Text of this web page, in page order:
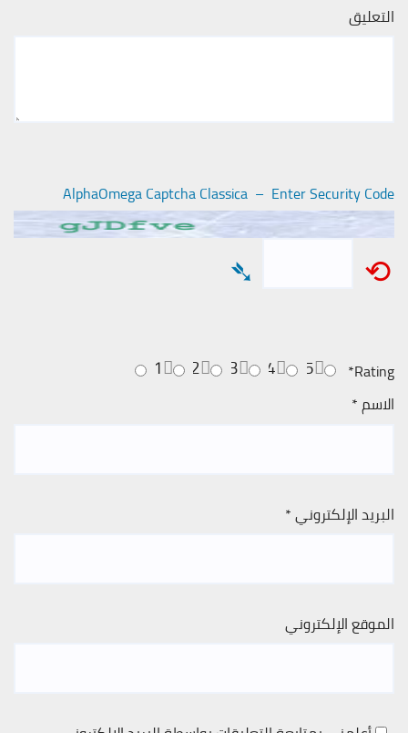
التعليق
AlphaOmega Captcha Classica – Enter Security Code
⟲
➴
Rating
*
5
4
3
2
1
الاسم*
البريد الإلكتروني*
الموقع الإلكتروني